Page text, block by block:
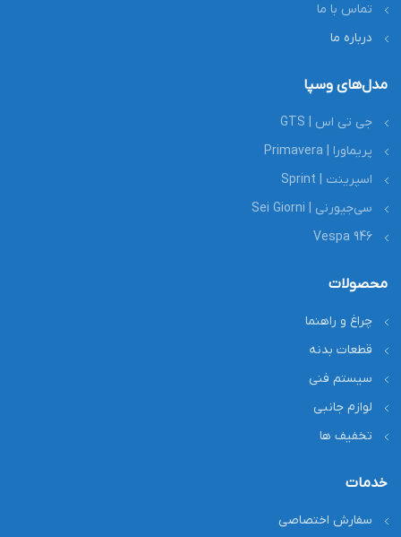
تماس با ما
درباره ما
مدل‌های وسپا
جی تی اس | GTS
پریماورا | Primavera
اسپرینت | Sprint
سی‌جیورنی | Sei Giorni
Vespa 946
محصولات
چراغ و راهنما
قطعات بدنه
سیستم فنی
لوازم جانبی
تخفیف ها
خدمات
سفارش اختصاصی